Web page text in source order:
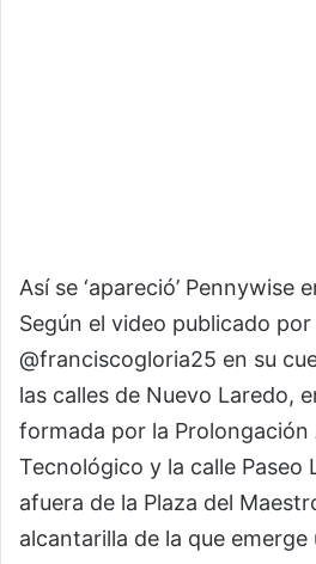
Así se ‘apareció’ Pennywise
Según el video publicado por
@franciscogloria25 en su
las calles de Nuevo Laredo,
formada por la Prolongación
Tecnológico y la calle Paseo
afuera de la Plaza del
alcantarilla de la que